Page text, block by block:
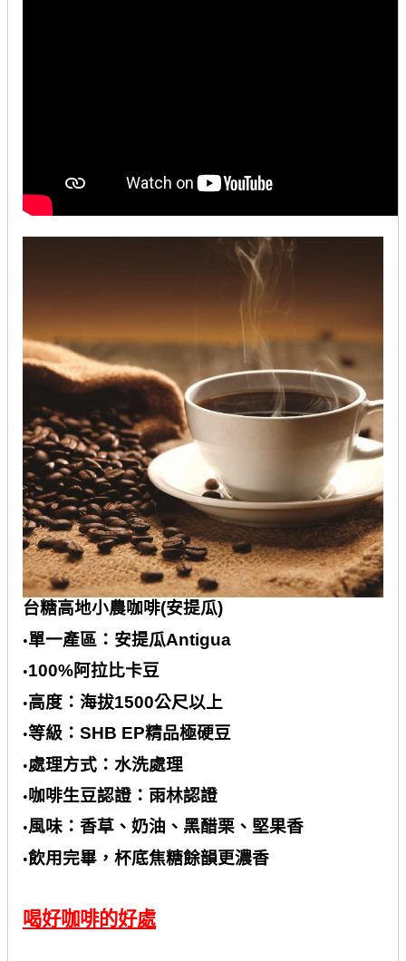
台糖高地小農咖啡(安提瓜)
•單一產區：安提瓜Antigua
•100%阿拉比卡豆
•高度：海拔1500公尺以上
•等級： SHB EP精品極硬豆
•處理方式：水洗處理
•咖啡生豆認證：雨林認證
•風味：香草、奶油、黑醋栗、堅果香
•飲用完畢，杯底焦糖餘韻更濃香
喝好咖啡的好處